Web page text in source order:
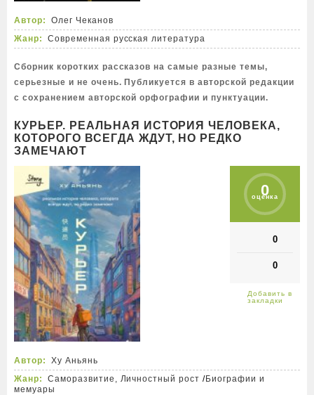
Автор:
Олег Чеканов
Жанр:
Современная русская литература
Сборник коротких рассказов на самые разные темы,
серьезные и не очень. Публикуется в авторской редакции
с сохранением авторской орфографии и пунктуации.
КУРЬЕР. РЕАЛЬНАЯ ИСТОРИЯ ЧЕЛОВЕКА,
КОТОРОГО ВСЕГДА ЖДУТ, НО РЕДКО
ЗАМЕЧАЮТ
0
оценка
0
0
Автор:
Ху Аньянь
Жанр:
Саморазвитие, Личностный рост /Биографии и
мемуары